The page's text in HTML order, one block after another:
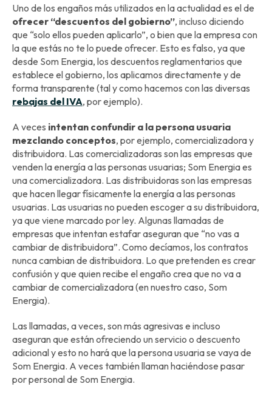
Uno de los engaños más utilizados en la actualidad es el de
ofrecer “descuentos del gobierno”, incluso diciendo
que “solo ellos pueden aplicarlo”, o bien que la empresa con
la que estás no te lo puede ofrecer. Esto es falso, ya que
desde Som Energia, los descuentos reglamentarios que
establece el gobierno, los aplicamos directamente y de
forma transparente (tal y como hacemos con las diversas
rebajas del IVA, por ejemplo).
A veces intentan confundir a la persona usuaria
mezclando conceptos, por ejemplo, comercializadora y
distribuidora. Las comercializadoras son las empresas que
venden la energía a las personas usuarias; Som Energia es
una comercializadora. Las distribuidoras son las empresas
que hacen llegar físicamente la energía a las personas
usuarias. Las usuarias no pueden escoger a su distribuidora,
ya que viene marcado por ley. Algunas llamadas de
empresas que intentan estafar aseguran que “no vas a
cambiar de distribuidora”. Como decíamos, los contratos
nunca cambian de distribuidora. Lo que pretenden es crear
confusión y que quien recibe el engaño crea que no va a
cambiar de comercializadora (en nuestro caso, Som
Energia).
Las llamadas, a veces, son más agresivas e incluso
aseguran que están ofreciendo un servicio o descuento
adicional y esto no hará que la persona usuaria se vaya de
Som Energia. A veces también llaman haciéndose pasar
por personal de Som Energia.